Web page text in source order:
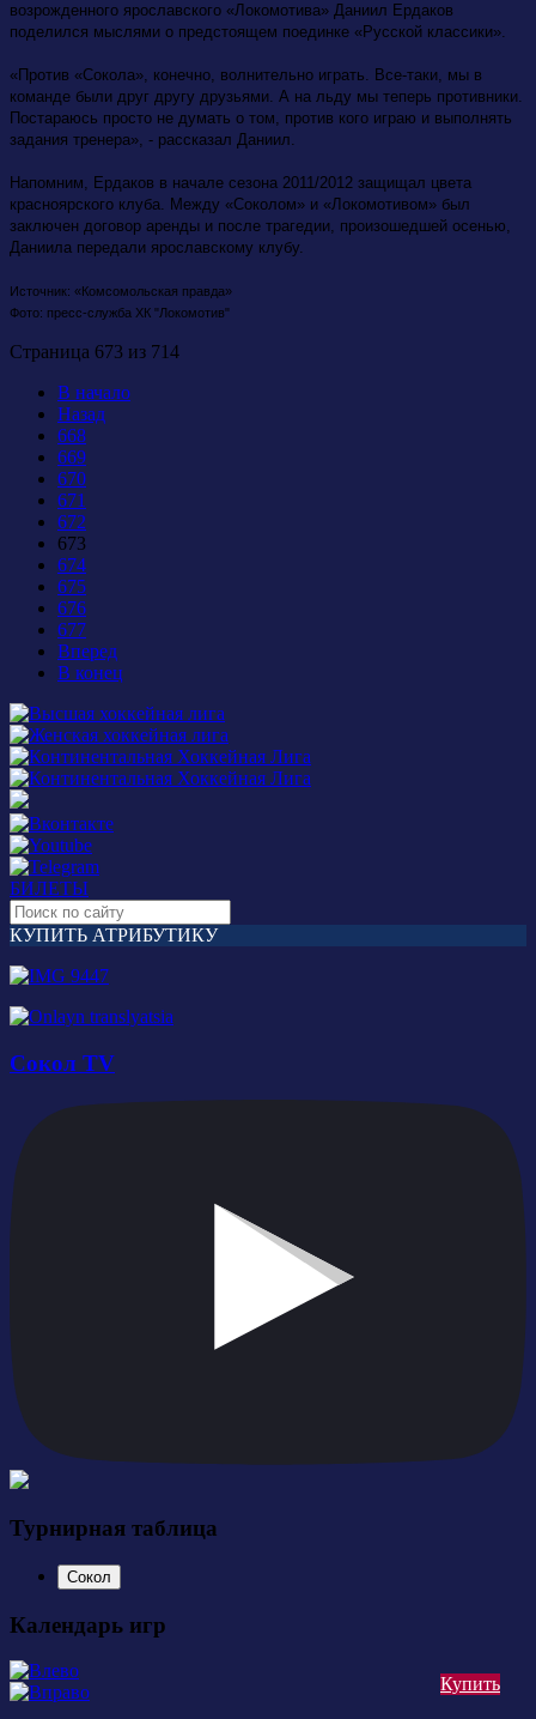
возрожденного ярославского «Локомотива» Даниил Ердаков
поделился мыслями о предстоящем поединке «Русской классики».
«Против «Сокола», конечно, волнительно играть. Все-таки, мы в
команде были друг другу друзьями. А на льду мы теперь противники.
Постараюсь просто не думать о том, против кого играю и выполнять
задания тренера», - рассказал Даниил.
Напомним, Ердаков в начале сезона 2011/2012 защищал цвета
красноярского клуба. Между «Соколом» и «Локомотивом» был
заключен договор аренды и после трагедии, произошедшей осенью,
Даниила передали ярославскому клубу.
Источник: «Комсомольская правда»
Фото: пресс-служба ХК "Локомотив"
Страница 673 из 714
В начало
Назад
668
669
670
671
672
673
674
675
676
677
Вперед
В конец
БИЛЕТЫ
КУПИТЬ АТРИБУТИКУ
Купить
Сокол TV
Турнирная таблица
Сокол
Календарь игр